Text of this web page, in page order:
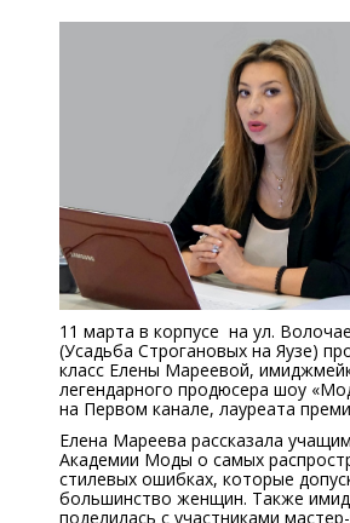
11 марта в корпусе на ул.
(Усадьба Строгановых на Яузе)
класс Елены Мареевой,
легендарного продюсера шоу
на Первом канале, лауреата
Елена Мареева рассказала
Академии Моды о самых
стилевых ошибках, которые
большинство женщин. Также
поделилась с участниками